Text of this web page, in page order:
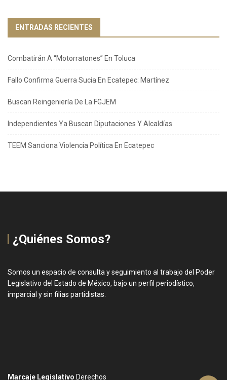
ENTRADAS RECIENTES
Combatirán A “Motorratones” En Toluca
Fallo Confirma Guerra Sucia En Ecatepec: Martínez
Buscan Reingeniería De La FGJEM
Independientes Ya Buscan Diputaciones Y Alcaldías
TEEM Sanciona Violencia Política En Ecatepec
¿Quiénes Somos?
Somos un espacio de consulta y seguimiento al trabajo del Poder
Legislativo del Estado de México, bajo un perfil periodístico,
imparcial y sin filias partidistas.
Marcaje Legislativo Derechos